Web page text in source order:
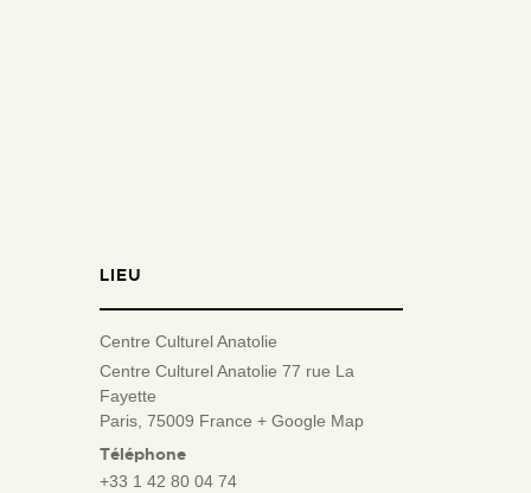
LIEU
Centre Culturel Anatolie
Centre Culturel Anatolie 77 rue La
Fayette
Paris 75009 France + Google Map
Téléphone
+33 1 42 80 04 74